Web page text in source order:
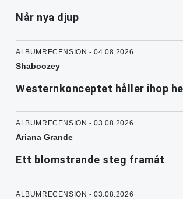
Når nya djup
ALBUMRECENSION - 04.08.2026
Shaboozey
Westernkonceptet håller ihop
ALBUMRECENSION - 03.08.2026
Ariana Grande
Ett blomstrande steg framåt
ALBUMRECENSION - 03.08.2026